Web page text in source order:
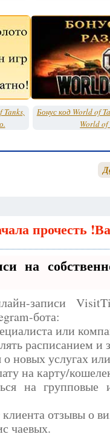
Tanks,
Бонус код World of
World of
прочесть
на
записи
бота:
или
расписанием и
новых услугах
на карту/
на групповые
отзывы о
чаевых.